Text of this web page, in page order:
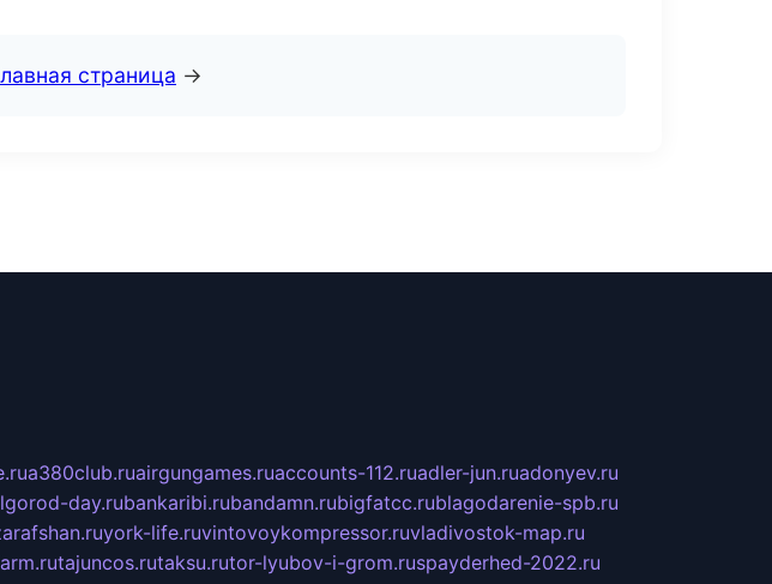
страница →
a380club.ruairgungames.ruaccounts-112.ruadler-jun.ruadonyev.ru
day.rubankaribi.rubandamn.rubigfatcc.rublagodarenie-spb.ru
york-life.ruvintovoykompressor.ruvladivostok-map.ru
tajuncos.rutaksu.rutor-lyubov-i-grom.ruspayderhed-2022.ru